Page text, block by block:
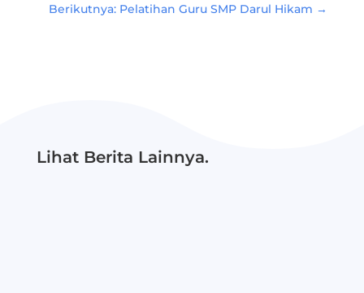
Berikutnya: Pelatihan Guru SMP Darul Hikam →
Lihat Berita Lainnya.